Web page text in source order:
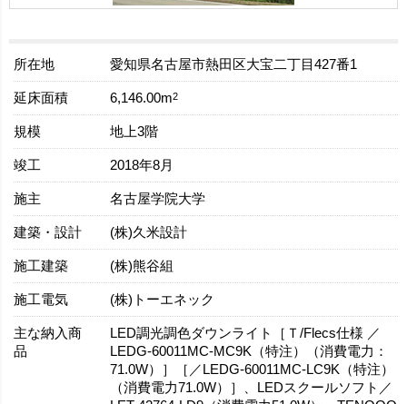
所在地 愛知県名古屋市熱田区大宝二丁目427番1
延床面積 6,146.00m2
規模 地上3階
竣工 2018年8月
施主 名古屋学院大学
建築・設計 (株)久米設計
施工建築 (株)熊谷組
施工電気 (株)トーエネック
主な納入商
品
LED調光調色ダウンライト［Ｔ/Flecs仕様 ／
LEDG-60011MC-MC9K（特注）（消費電力：
71.0W）］［／LEDG-60011MC-LC9K（特注）
（消費電力71.0W）］、LEDスクールソフト／